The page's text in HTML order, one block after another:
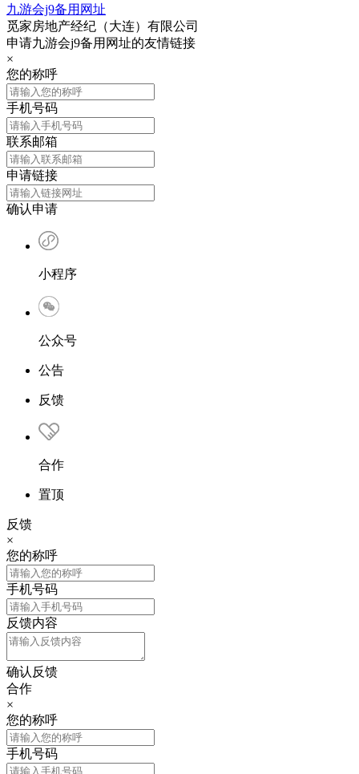
九游会j9备用网址
觅家房地产经纪（大连）有限公司
申请九游会j9备用网址的友情链接
×
您的称呼
手机号码
联系邮箱
申请链接
确认申请
小程序
公众号
公告
反馈
合作
置顶
反馈
×
您的称呼
手机号码
反馈内容
确认反馈
合作
×
您的称呼
手机号码